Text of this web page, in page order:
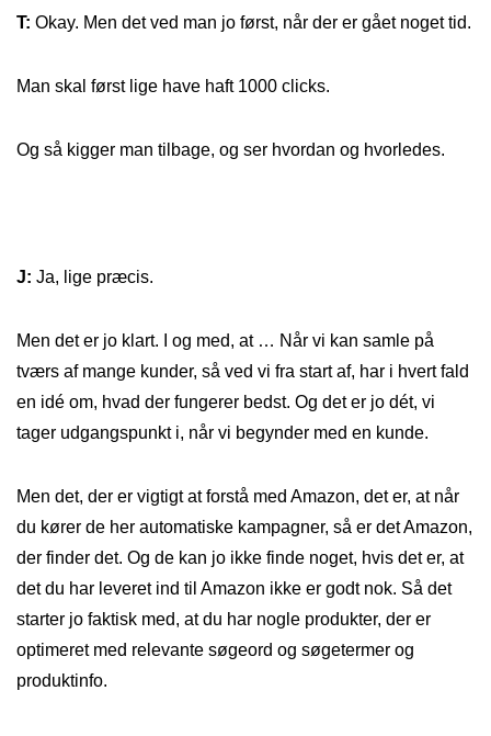
T: Okay. Men det ved man jo først, når der er gået noget tid.
Man skal først lige have haft 1000 clicks.
Og så kigger man tilbage, og ser hvordan og hvorledes.
J: Ja, lige præcis.
Men det er jo klart. I og med, at … Når vi kan samle på
tværs af mange kunder, så ved vi fra start af, har i hvert fald
en idé om, hvad der fungerer bedst. Og det er jo dét, vi
tager udgangspunkt i, når vi begynder med en kunde.
Men det, der er vigtigt at forstå med Amazon, det er, at når
du kører de her automatiske kampagner, så er det Amazon,
der finder det. Og de kan jo ikke finde noget, hvis det er, at
det du har leveret ind til Amazon ikke er godt nok. Så det
starter jo faktisk med, at du har nogle produkter, der er
optimeret med relevante søgeord og søgetermer og
produktinfo.